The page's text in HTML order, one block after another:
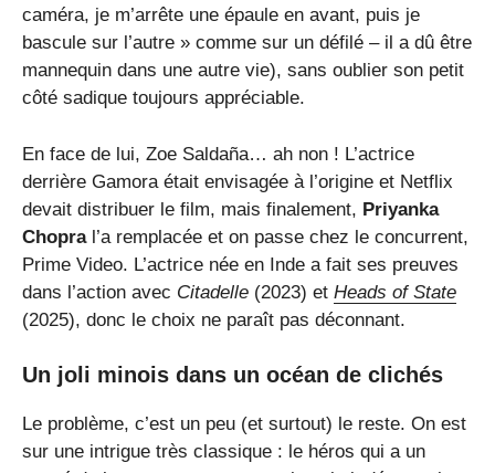
caméra, je m’arrête une épaule en avant, puis je
bascule sur l’autre » comme sur un défilé – il a dû être
mannequin dans une autre vie), sans oublier son petit
côté sadique toujours appréciable.
En face de lui, Zoe Saldaña… ah non ! L’actrice
derrière Gamora était envisagée à l’origine et Netflix
devait distribuer le film, mais finalement, Priyanka
Chopral’a remplacée et on passe chez le concurrent,
Prime Video. L’actrice née en Inde a fait ses preuves
dans l’action avec Citadelle (2023) et Heads of State
(2025), donc le choix ne paraît pas déconnant.
Un joli minois dans un océan de clichés
Le problème, c’est un peu (et surtout) le reste. On est
sur une intrigue très classique : le héros qui a un